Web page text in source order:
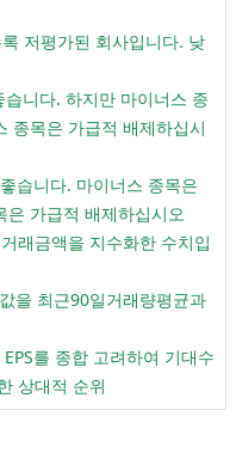
저평가된 회사입니다. 낮
니다. 하지만 마이너스 종
종목은 가급적 배제하십시
습니다. 마이너스 종목은
은 가급적 배제하십시오
래금액을 지수화한 수치입
을 최근90일거래량평균과
를 종합 고려하여 기대수
상대적 순위